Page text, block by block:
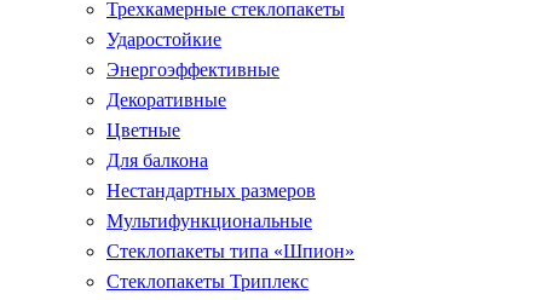
Трехкамерные стеклопакеты
Ударостойкие
Энергоэффективные
Декоративные
Цветные
Для балкона
Нестандартных размеров
Мультифункциональные
Стеклопакеты типа «Шпион»
Стеклопакеты Триплекс